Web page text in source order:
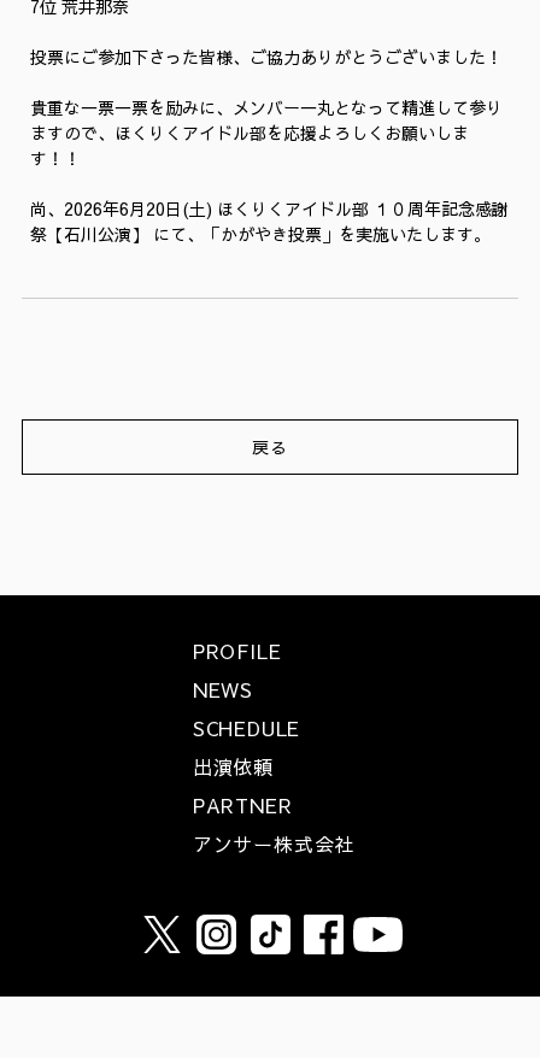
7位 荒井那奈
投票にご参加下さった皆様、ご協力ありがとうございました！
貴重な一票一票を励みに、メンバー一丸となって精進して参り
ますので、ほくりくアイドル部を応援よろしくお願いしま
す！！
尚、2026年6月20日(土) ほくりくアイドル部 １０周年記念感謝
祭【石川公演】 にて、「かがやき投票」を実施いたします。
戻る
PROFILE
NEWS
SCHEDULE
出演依頼
PARTNER
アンサー株式会社